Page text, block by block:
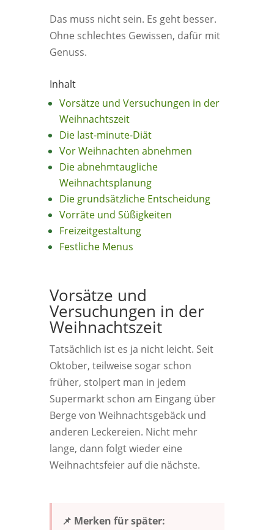
Das muss nicht sein. Es geht besser.
Ohne schlechtes Gewissen, dafür mit
Genuss.
Inhalt
Vorsätze und Versuchungen in der
Weihnachtszeit
Die last-minute-Diät
Vor Weihnachten abnehmen
Die abnehmtaugliche
Weihnachtsplanung
Die grundsätzliche Entscheidung
Vorräte und Süßigkeiten
Freizeitgestaltung
Festliche Menus
Vorsätze und
Versuchungen in der
Weihnachtszeit
Tatsächlich ist es ja nicht leicht. Seit
Oktober, teilweise sogar schon
früher, stolpert man in jedem
Supermarkt schon am Eingang über
Berge von Weihnachtsgebäck und
anderen Leckereien. Nicht mehr
lange, dann folgt wieder eine
Weihnachtsfeier auf die nächste.
📌 Merken für später: